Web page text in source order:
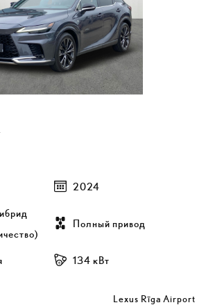
2024
Полный привод
134 кВт
Lexus Rīga Airport